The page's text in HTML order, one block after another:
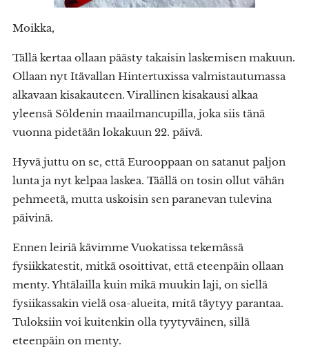
Moikka,
Tällä kertaa ollaan päästy takaisin laskemisen makuun.
Ollaan nyt Itävallan Hintertuxissa valmistautumassa
alkavaan kisakauteen. Virallinen kisakausi alkaa
yleensä Söldenin maailmancupilla, joka siis tänä
vuonna pidetään lokakuun 22. päivä.
Hyvä juttu on se, että Eurooppaan on satanut paljon
lunta ja nyt kelpaa laskea. Täällä on tosin ollut vähän
pehmeetä, mutta uskoisin sen paranevan tulevina
päivinä.
Ennen leiriä kävimme Vuokatissa tekemässä
fysiikkatestit, mitkä osoittivat, että eteenpäin ollaan
menty. Yhtälailla kuin mikä muukin laji, on siellä
fysiikassakin vielä osa-alueita, mitä täytyy parantaa.
Tuloksiin voi kuitenkin olla tyytyväinen, sillä
eteenpäin on menty.